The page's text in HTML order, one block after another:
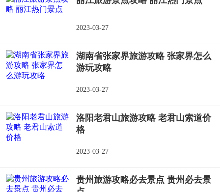
2023-03-27
湖南省张家界旅游攻略 张家界怎么
游玩攻略
2023-03-27
洛阳老君山旅游攻略 老君山索道价
格
2023-03-27
贵州旅游攻略必去景点 贵州必去景